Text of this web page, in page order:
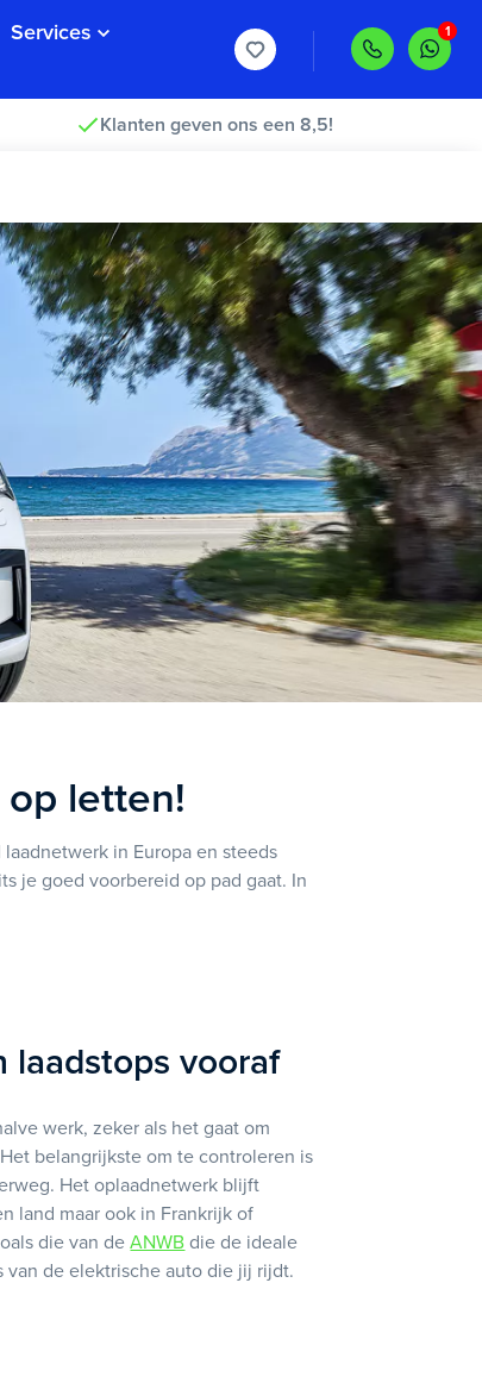
Services
Klanten geven ons een 8,5!
letten!
in Europa en steeds
je goed voorbereid op pad gaat. In
laadstops vooraf
werk, zeker als het gaat om
belangrijkste om te controleren is
Het oplaadnetwerk blijft
land maar ook in Frankrijk of
die van deANWB die de ideale
de elektrische auto die jij rijdt.